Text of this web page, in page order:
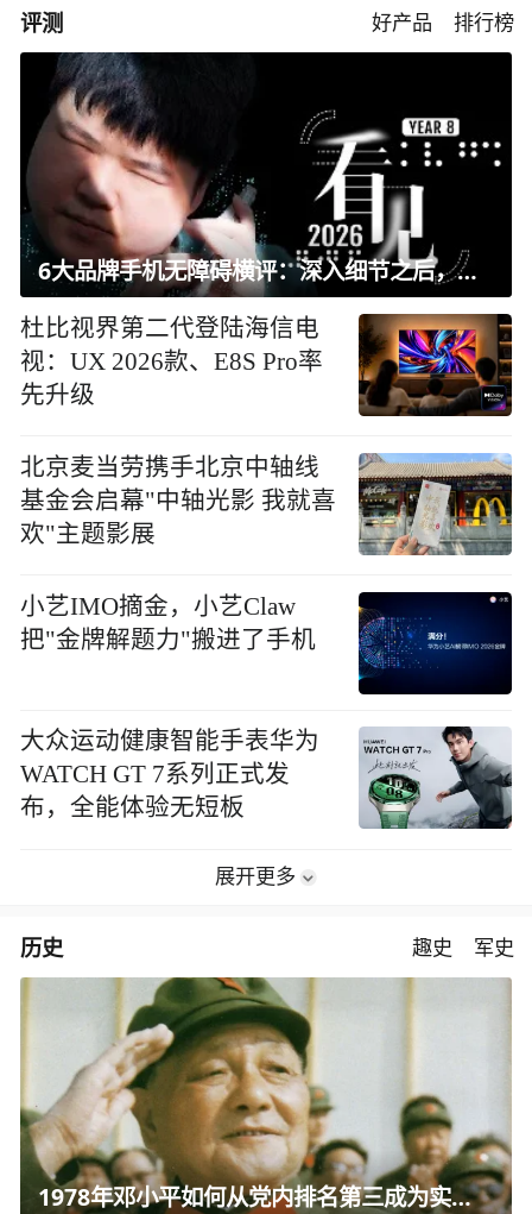
评测 好产品 排行榜
6大品牌手机无障碍横评：深入细节之后，似乎只有苹果能挺住？｜ 看见2026
杜比视界第二代登陆海信电
视：UX 2026款、E8S Pro率
先升级
北京麦当劳携手北京中轴线
基金会启幕"中轴光影 我就喜
欢"主题影展
小艺IMO摘金，小艺Claw
把"金牌解题力"搬进了手机
大众运动健康智能手表华为
WATCH GT 7系列正式发
布，全能体验无短板
展开更多
历史 趣史 军史
1978年邓小平如何从党内排名第三成为实际核心？